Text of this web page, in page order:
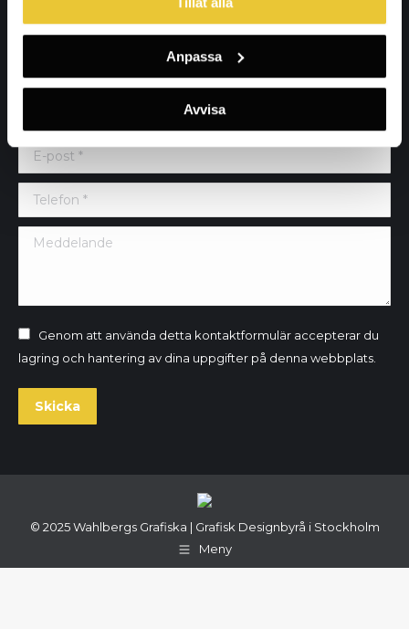
Anpassa
Avvisa
info@wahlbergsgrafiska.se
+46 (0) 73-671 70 44
E-post *
Telefon *
Meddelande
Genom att använda detta kontaktformulär accepterar du
lagring och hantering av dina uppgifter på denna webbplats.
Skicka
© 2025 Wahlbergs Grafiska | Grafisk Designbyrå i Stockholm
Meny